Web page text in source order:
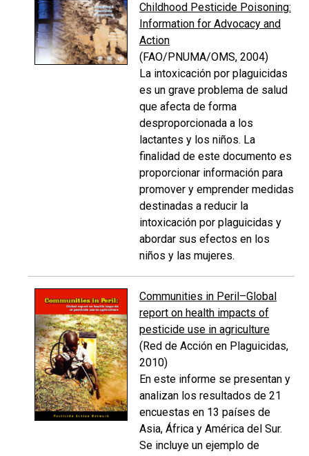
Childhood Pesticide Poisoning:
Information for Advocacy and
Action
(FAO/PNUMA/OMS, 2004)
La intoxicación por plaguicidas
es un grave problema de salud
que afecta de forma
desproporcionada a los
lactantes y los niños. La
finalidad de este documento es
proporcionar información para
promover y emprender medidas
destinadas a reducir la
intoxicación por plaguicidas y
abordar sus efectos en los
niños y las mujeres.
Communities in Peril–Global
report on health impacts of
pesticide use in agriculture
(Red de Acción en Plaguicidas,
2010)
En este informe se presentan y
analizan los resultados de 21
encuestas en 13 países de
Asia, África y América del Sur.
Se incluye un ejemplo de